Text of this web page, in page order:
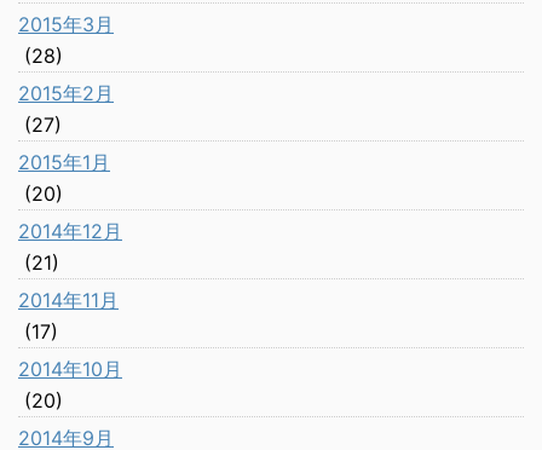
2015年3月
(28)
2015年2月
(27)
2015年1月
(20)
2014年12月
(21)
2014年11月
(17)
2014年10月
(20)
2014年9月